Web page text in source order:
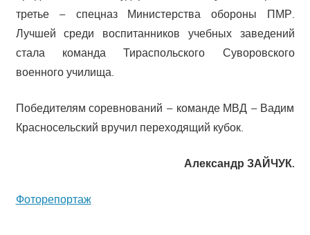
третье – спецназ Министерства обороны ПМР.
Лучшей среди воспитанников учебных заведений
стала команда Тираспольского Суворовского
военного училища.
Победителям соревнований – команде МВД – Вадим
Красносельский вручил переходящий кубок.
Александр ЗАЙЧУК.
Фоторепортаж